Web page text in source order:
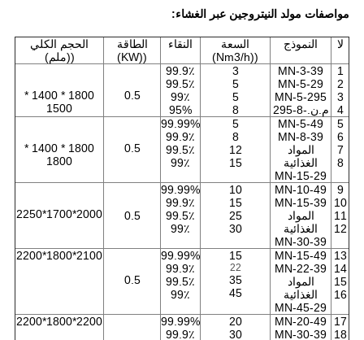
مواصفات مولد النيتروجين عبر الغشاء:
لا النموذج
السعة
((Nm3/h)
النقاء
الطاقة
((KW)
الحجم الكلي
((ملم)
1
2
3
4
MN-3-39
MN-5-29
MN-5-295
م.ن.-8-295
3
5
5
8
99.9٪
99.5٪
99٪
95%
0.5
1800 * 1400 *
1500
5
6
7
8
MN-5-49
MN-8-39
المواد
الغذائية
MN-15-29
5
8
12
15
99.99%
99.9٪
99.5٪
99٪
0.5
1800 * 1400 *
1800
9
10
11
12
MN-10-49
MN-15-39
المواد
الغذائية
MN-30-39
10
15
25
30
99.99%
99.9٪
99.5٪
99٪
0.5
2000*1700*2250
13
14
15
16
MN-15-49
MN-22-39
المواد
الغذائية
MN-45-29
15
22
35
45
99.99%
99.9٪
99.5٪
99٪
0.5
2100*1800*2200
17
18
MN-20-49
MN-30-39
20
30
99.99%
99.9٪
2200*1800*2200